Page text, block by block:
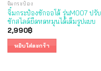
จิ๋มกระป๋อง
จิ๋มกระป๋องชักออโต้ รุ่นM007 ปรับ
ชักสไลด์ยืดหดหมุนได้เต็มรูปแบบ
2,990฿
หยิบใส่ตะกร้า